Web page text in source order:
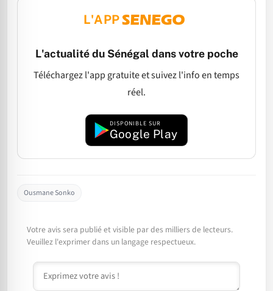
L'APP
L'actualité du Sénégal dans votre poche
Téléchargez l'app gratuite et suivez l'info en temps
réel.
DISPONIBLE SUR
Google Play
Ousmane Sonko
Votre avis sera publié et visible par des milliers de lecteurs.
Veuillez l'exprimer dans un langage respectueux.
Commentaire